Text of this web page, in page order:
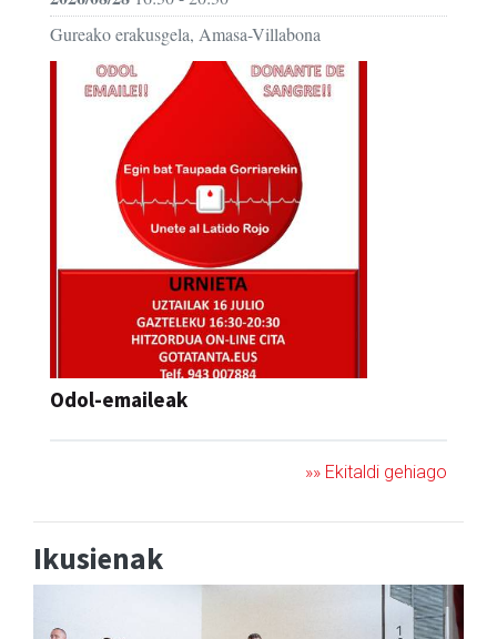
Gureako erakusgela, Amasa-Villabona
Odol-emaileak
»» Ekitaldi gehiago
Ikusienak